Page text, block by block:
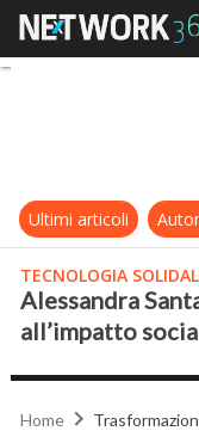
Ultimi articoli
TECNOLOGIA
Alessandra
all’impatto
Home